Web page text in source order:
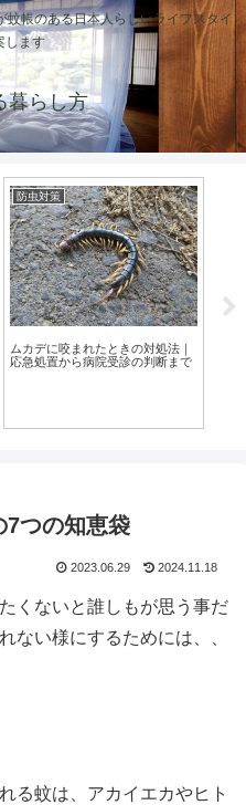
帳のある日本人らしいライフスタイ
します
暮らし方
防虫対策
ムカデに咬まれたときの対処法｜
応急処置から病院受診の判断まで
7つの知恵袋
2023.06.29 2024.11.18
くないと誰しもが思う事だ
ない様にするためには、、
る蚊は、アカイエカやヒト